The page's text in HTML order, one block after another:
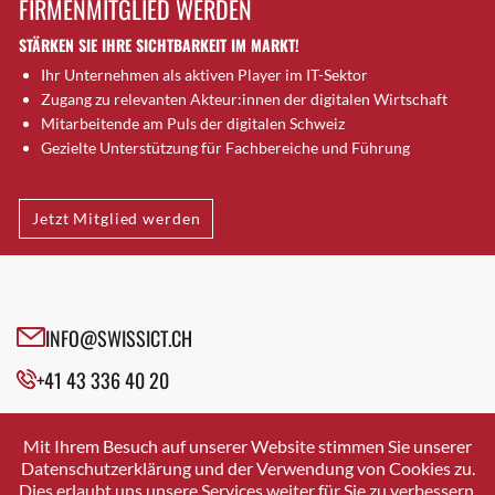
Brugg AG
Brütten
Bubendorf
Bubikon
Buchs (SG)
Bäretswil
Bülach
Cazis
Crissier
Davos Platz
Dierikon
Dietikon
FIRMENMITGLIED WERDEN
STÄRKEN SIE IHRE SICHTBARKEIT IM MARKT!
Ihr Unternehmen als aktiven Player im IT-Sektor
Zugang zu relevanten Akteur:innen der digitalen Wirtschaft
Mitarbeitende am Puls der digitalen Schweiz
Gezielte Unterstützung für Fachbereiche und Führung
Jetzt Mitglied werden
INFO@SWISSICT.CH
+41 43 336 40 20
SWISSICT
VULKANSTRASSE 120
8048 ZURICH
Mit Ihrem Besuch auf unserer Website stimmen Sie unserer
Datenschutzerklärung und der Verwendung von Cookies zu.
Dies erlaubt uns unsere Services weiter für Sie zu verbessern.